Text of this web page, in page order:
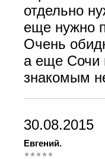
отдельно
еще нужно
Очень
а еще Сочи
знакомым
30.08.2015
Евгений.